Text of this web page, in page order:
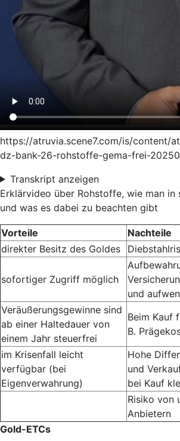
https://atruvia.scene7.com/is/content/
dz-bank-26-rohstoffe-gema-frei-
Transkript anzeigen
Erklärvideo über Rohstoffe, wie man in
und was es dabei zu beachten gibt
Vorteile
Nachteile
direkter Besitz des Goldes
sofortiger Zugriff möglich
und
Veräußerungsgewinne sind
ab einer Haltedauer von
einem Jahr steuerfrei
Beim Kauf
B.
im Krisenfall leicht
verfügbar (bei
Eigenverwahrung)
Hohe
und
bei Kauf
Risiko von
Anbietern
Gold-ETCs